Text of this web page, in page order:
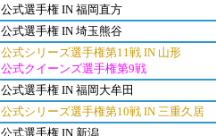
公式選手権 IN 福岡直方
公式選手権 IN 埼玉熊谷
公式シリーズ選手権第11戦 IN 山形
公式クイーンズ選手権第9戦
公式選手権 IN 福岡大牟田
公式シリーズ選手権第10戦 IN 三重久居
公式選手権 IN 新潟